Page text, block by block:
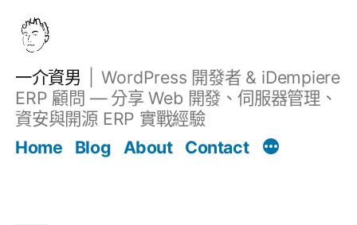
一介資男
WordPress 開發者 & iDempiere
ERP 顧問 — 分享 Web 開發、伺服器管理、
資安與開源 ERP 實戰經驗
Home
Blog About Contact
文章